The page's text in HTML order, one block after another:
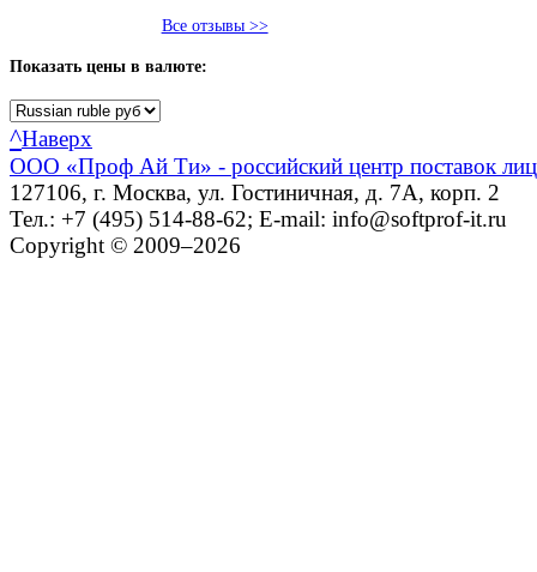
Все отзывы >>
Показать цены в валюте:
^Наверх
ООО «Проф Ай Ти» - российский центр поставок
127106, г. Москва, ул. Гостиничная, д. 7А, корп. 2
Тел.: +7 (495) 514-88-62; E-mail: info@softprof-it.ru
Copyright © 2009–2026